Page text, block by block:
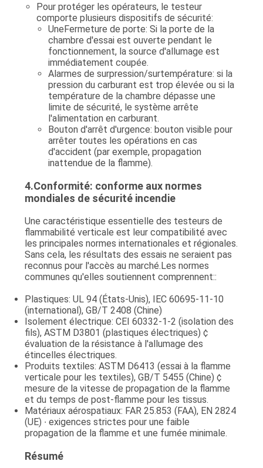
Pour protéger les opérateurs, le testeur
comporte plusieurs dispositifs de sécurité:
UneFermeture de porte: Si la porte de la
chambre d'essai est ouverte pendant le
fonctionnement, la source d'allumage est
immédiatement coupée.
Alarmes de surpression/surtempérature: si la
pression du carburant est trop élevée ou si la
température de la chambre dépasse une
limite de sécurité, le système arrête
l'alimentation en carburant.
Bouton d'arrêt d'urgence: bouton visible pour
arrêter toutes les opérations en cas
d'accident (par exemple, propagation
inattendue de la flamme).
4.Conformité: conforme aux normes
mondiales de sécurité incendie
Une caractéristique essentielle des testeurs de
flammabilité verticale est leur compatibilité avec
les principales normes internationales et régionales.
Sans cela, les résultats des essais ne seraient pas
reconnus pour l'accès au marché.Les normes
communes qu'elles soutiennent comprennent::
Plastiques: UL 94 (États-Unis), IEC 60695-11-10
(international), GB/T 2408 (Chine)
Isolement électrique: CEI 60332-1-2 (isolation des
fils), ASTM D3801 (plastiques électriques) ¢
évaluation de la résistance à l'allumage des
étincelles électriques.
Produits textiles: ASTM D6413 (essai à la flamme
verticale pour les textiles), GB/T 5455 (Chine) ¢
mesure de la vitesse de propagation de la flamme
et du temps de post-flamme pour les tissus.
Matériaux aérospatiaux: FAR 25.853 (FAA), EN 2824
(UE) ∙ exigences strictes pour une faible
propagation de la flamme et une fumée minimale.
Résumé